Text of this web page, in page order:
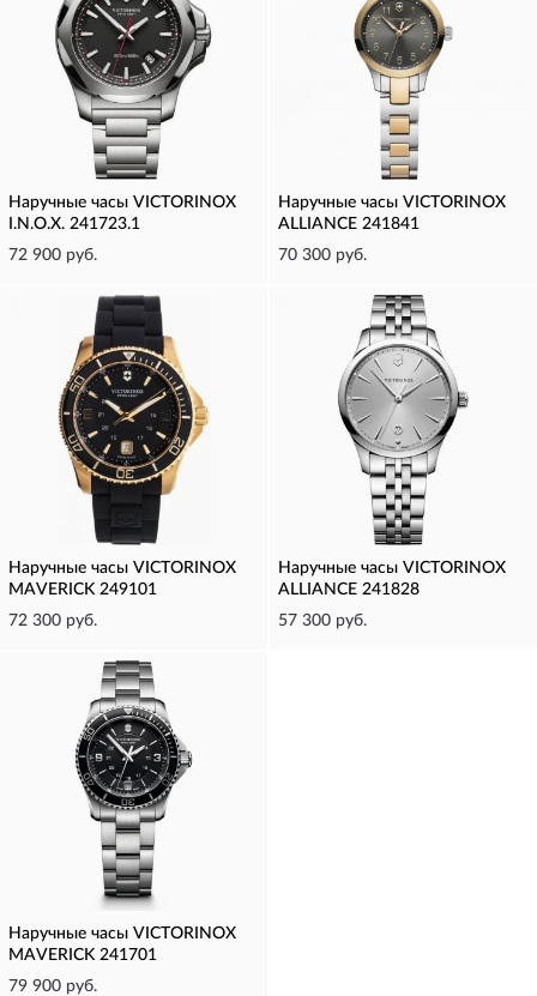
Наручные часы VICTORINOX
I.N.O.X. 241723.1
72 900 руб.
Наручные часы VICTORINOX
ALLIANCE 241841
70 300 руб.
Наручные часы VICTORINOX
MAVERICK 249101
72 300 руб.
Наручные часы VICTORINOX
ALLIANCE 241828
57 300 руб.
Наручные часы VICTORINOX
MAVERICK 241701
79 900 руб.